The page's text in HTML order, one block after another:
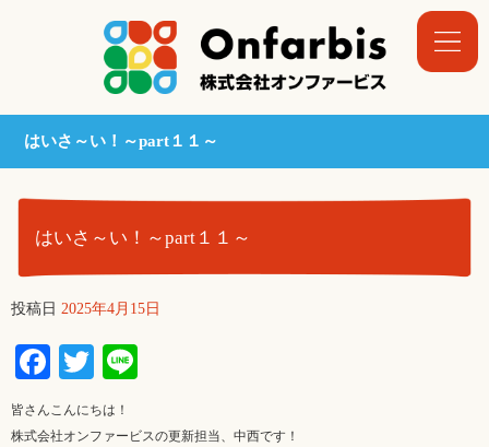
はいさ～い！～part１１～
はいさ～い！～part１１～
投稿日 2025年4月15日
Facebook
Twitter
皆さんこんにちは！
株式会社オンファービスの更新担当、中西です！